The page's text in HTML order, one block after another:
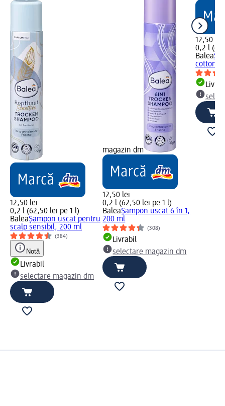
12,50 lei
0,2 l (62,50 lei pe 1 l)
BaleaȘampon uscat pentru
scalp sensibil, 200 ml
(384)
Notă
Livrabil
selectare magazin dm
magazin dm
12,50 lei
0,2 l (62,50 lei pe 1 l)
BaleaŞampon uscat 6 în 1,
200 ml
(308)
Livrabil
selectare magazin dm
12,50 lei
0,2 l
Balea
cotton,